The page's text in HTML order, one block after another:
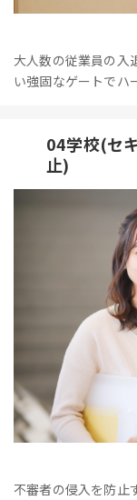
大人数の従業員の入
い強固なゲートでハ
04学校(セ
止)
不審者の侵入を防止